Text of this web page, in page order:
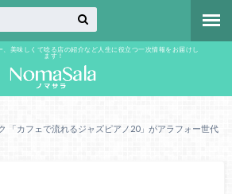
美味しくて唸る店の紹介など人生に役立つ一次情報をお届けし
ます！
「カフェで流れるジャズピアノ20」がアラフォー世代